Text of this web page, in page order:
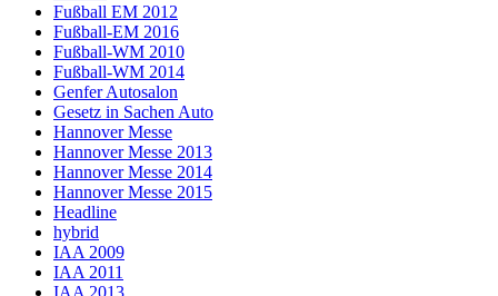
Fußball EM 2012
Fußball-EM 2016
Fußball-WM 2010
Fußball-WM 2014
Genfer Autosalon
Gesetz in Sachen Auto
Hannover Messe
Hannover Messe 2013
Hannover Messe 2014
Hannover Messe 2015
Headline
hybrid
IAA 2009
IAA 2011
IAA 2013